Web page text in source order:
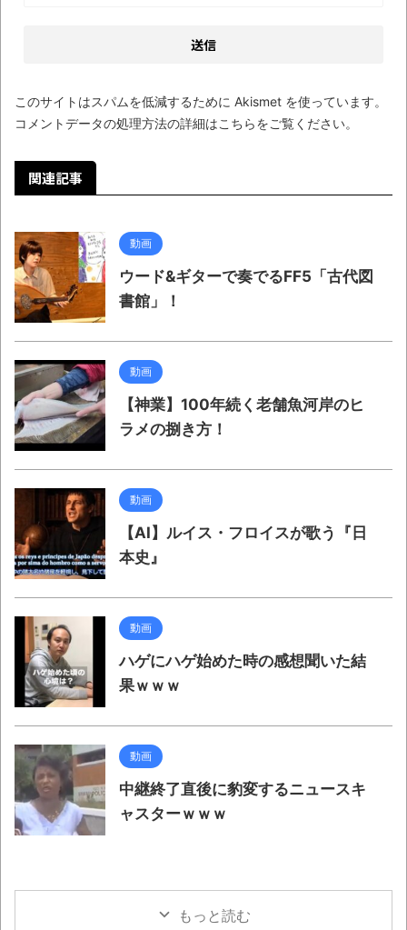
このサイトはスパムを低減するために Akismet を使っています。
コメントデータの処理方法の詳細はこちらをご覧ください。
関連記事
動画
ウード&ギターで奏でるFF5「古代図
書館」！
動画
【神業】100年続く老舗魚河岸のヒ
ラメの捌き方！
動画
【AI】ルイス・フロイスが歌う『日
本史』
動画
ハゲにハゲ始めた時の感想聞いた結
果ｗｗｗ
動画
中継終了直後に豹変するニュースキ
ャスターｗｗｗ
もっと読む